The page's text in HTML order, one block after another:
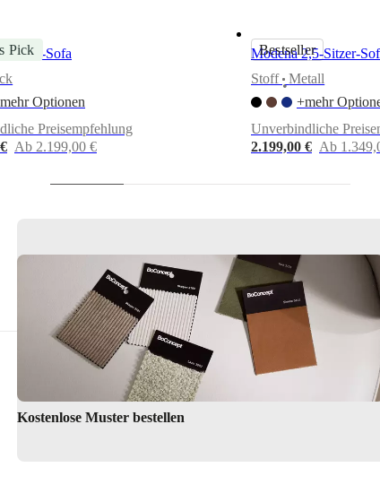
Pick
Sitzer-Sofa
Optionen
Preisempfehlung
Ab 2.199,00 €
Bestseller
Modena 2,5-Sitzer-
Stoff
•
Metall
+mehr
Unverbindliche
2.199,00 € Ab
Kostenlose Muster bestellen